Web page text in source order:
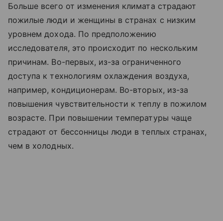
Больше всего от изменения климата страдают
пожилые люди и женщины в странах с низким
уровнем дохода. По предположению
исследователя, это происходит по нескольким
причинам. Во-первых, из-за ограниченного
доступа к технологиям охлаждения воздуха,
например, кондиционерам. Во-вторых, из-за
повышения чувствительности к теплу в пожилом
возрасте. При повышении температуры чаще
страдают от бессонницы люди в теплых странах,
чем в холодных.